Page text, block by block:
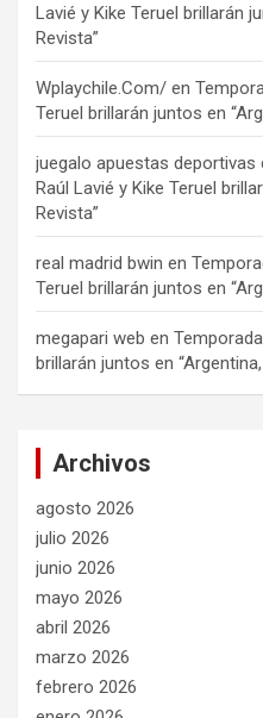
Lavié y Kike Teruel brillarán
Revista”
Wplaychile.Com/ en
Teruel brillarán juntos en
juegalo apuestas deportivas
Raúl Lavié y Kike Teruel
Revista”
real madrid bwin en
Teruel brillarán juntos en
megapari web en
brillarán juntos en
Archivos
agosto 2026
julio 2026
junio 2026
mayo 2026
abril 2026
marzo 2026
febrero 2026